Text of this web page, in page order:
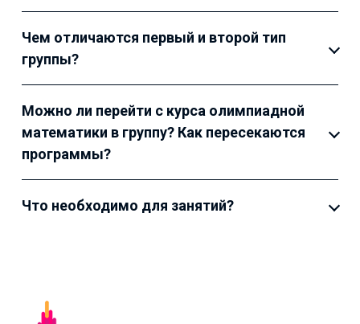
Чем отличаются первый и второй тип
группы?
Можно ли перейти с курса олимпиадной
математики в группу? Как пересекаются
программы?
Что необходимо для занятий?